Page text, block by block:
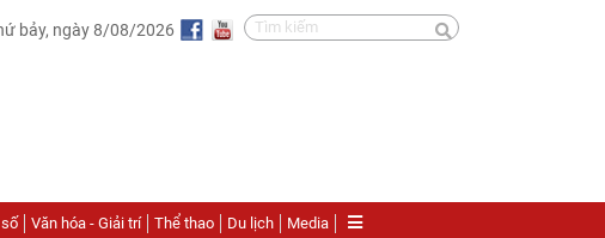
bảy, ngày 8/08/2026
Văn hóa - Giải trí Thể thao Du lịch Media